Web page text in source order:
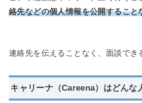
絡先などの個人情報を公開すること
連絡先を伝えることなく、面談でき
キャリーナ（Careena） はどんな